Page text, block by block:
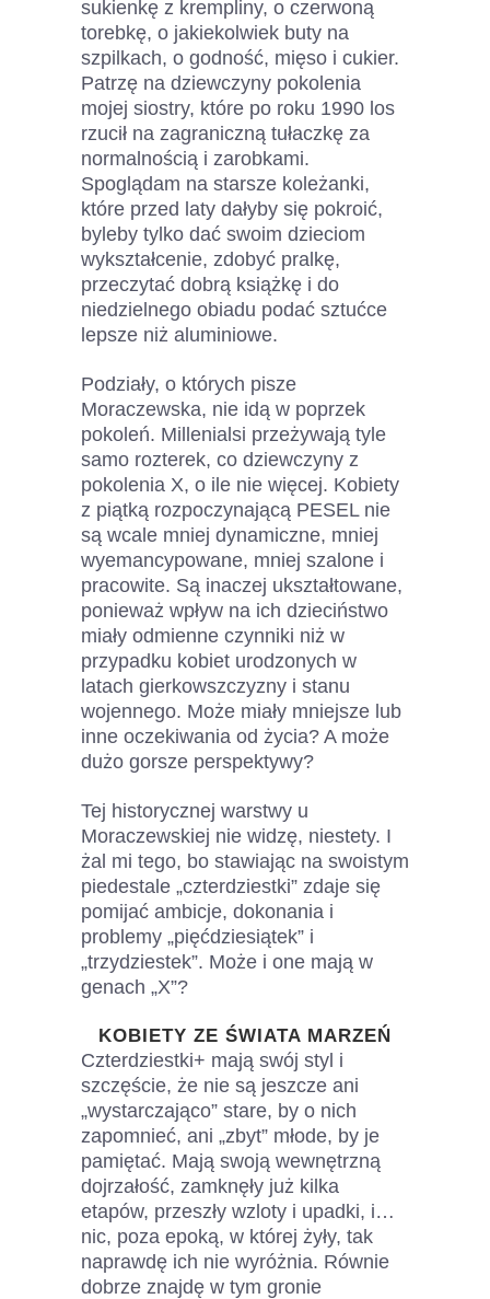
sukienkę z krempliny, o czerwoną
torebkę, o jakiekolwiek buty na
szpilkach, o godność, mięso i cukier.
Patrzę na dziewczyny pokolenia
mojej siostry, które po roku 1990 los
rzucił na zagraniczną tułaczkę za
normalnością i zarobkami.
Spoglądam na starsze koleżanki,
które przed laty dałyby się pokroić,
byleby tylko dać swoim dzieciom
wykształcenie, zdobyć pralkę,
przeczytać dobrą książkę i do
niedzielnego obiadu podać sztućce
lepsze niż aluminiowe.
Podziały, o których pisze
Moraczewska, nie idą w poprzek
pokoleń. Millenialsi przeżywają tyle
samo rozterek, co dziewczyny z
pokolenia X, o ile nie więcej. Kobiety
z piątką rozpoczynającą PESEL nie
są wcale mniej dynamiczne, mniej
wyemancypowane, mniej szalone i
pracowite. Są inaczej ukształtowane,
ponieważ wpływ na ich dzieciństwo
miały odmienne czynniki niż w
przypadku kobiet urodzonych w
latach gierkowszczyzny i stanu
wojennego. Może miały mniejsze lub
inne oczekiwania od życia? A może
dużo gorsze perspektywy?
Tej historycznej warstwy u
Moraczewskiej nie widzę, niestety. I
żal mi tego, bo stawiając na swoistym
piedestale „czterdziestki” zdaje się
pomijać ambicje, dokonania i
problemy „pięćdziesiątek” i
„trzydziestek”. Może i one mają w
genach „X”?
KOBIETY ZE ŚWIATA MARZEŃ
Czterdziestki+ mają swój styl i
szczęście, że nie są jeszcze ani
„wystarczająco” stare, by o nich
zapomnieć, ani „zbyt” młode, by je
pamiętać. Mają swoją wewnętrzną
dojrzałość, zamknęły już kilka
etapów, przeszły wzloty i upadki, i…
nic, poza epoką, w której żyły, tak
naprawdę ich nie wyróżnia. Równie
dobrze znajdę w tym gronie